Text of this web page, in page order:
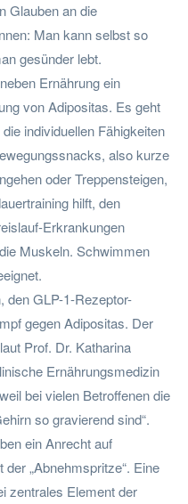
Glauben an die
Man kann selbst so
gesünder lebt.
Ernährung ein
von Adipositas. Es geht
individuellen Fähigkeiten
also kurze
oder Treppensteigen,
hilft, den
Erkrankungen
Muskeln. Schwimmen
den GLP-1-Rezeptor-
gegen Adipositas. Der
Prof. Dr. Katharina
Ernährungsmedizin
bei vielen Betroffenen die
so gravierend sind“.
ein Anrecht auf
„Abnehmspritze“. Eine
zentrales Element der